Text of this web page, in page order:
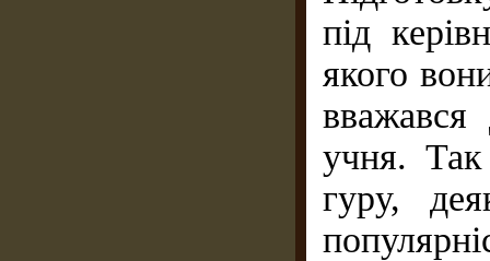
під
якого
учня.
гуру,